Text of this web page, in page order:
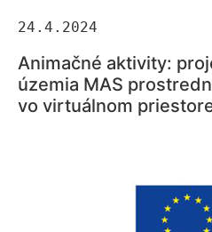
24.4.2024
Animačné aktivity:
územia MAS
vo virtuálnom